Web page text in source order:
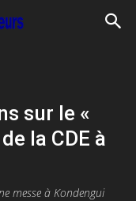
sur le «
la CDE à
messe à Kondengui